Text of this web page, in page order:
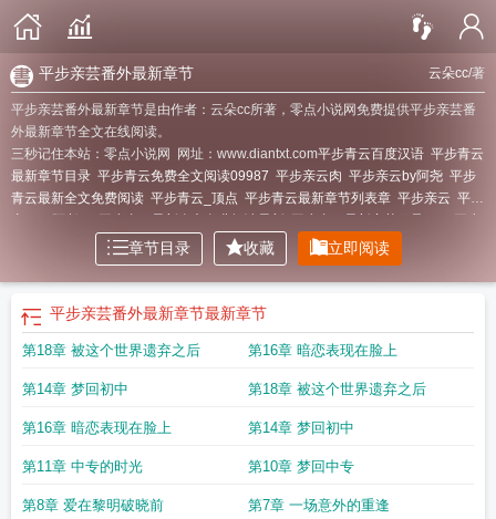
云朵cc/著
平步亲芸番外最新章节
平步亲芸番外最新章节是由作者：云朵cc所著，零点小说网免费提供平步亲芸番
外最新章节全文在线阅读。
三秒记住本站：零点小说网 网址：www.diantxt.com平步青云百度汉语 平步青云
最新章节目录 平步青云免费全文阅读09987 平步亲云肉 平步亲云by阿尧 平步
青云最新全文免费阅读 平步青云_顶点 平步青云最新章节列表章 平步亲云 平步
青云 最新章节 无弹窗平步青云全文阅读无弹窗 平步青云全文阅读笔趣阁
青云全文阅读全本免费平步亲云 百度平步青云全文免费阅读笔趣阁
免费全文在线阅读平步青云笔趣阁平步青云最新章节目录660平步青云全文免
费阅读全文平步青云全文在线阅读
章节目录 收藏 立即阅读
平步亲芸番外最新章节最新章节
第18章 被这个世界遗弃之后 第16章 暗恋表现在脸上
第14章 梦回初中 第18章 被这个世界遗弃之后
第16章 暗恋表现在脸上 第14章 梦回初中
第11章 中专的时光 第10章 梦回中专
第8章 爱在黎明破晓前 第7章 一场意外的重逢